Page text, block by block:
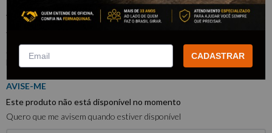
Alicate Anéis Interno Curvo 7" -
STANLEY INATIVO
84274 INATIVO
STANLEY
Este produto não está disponível no momento
Quero que me avisem quando estiver disponível
CADASTRAR